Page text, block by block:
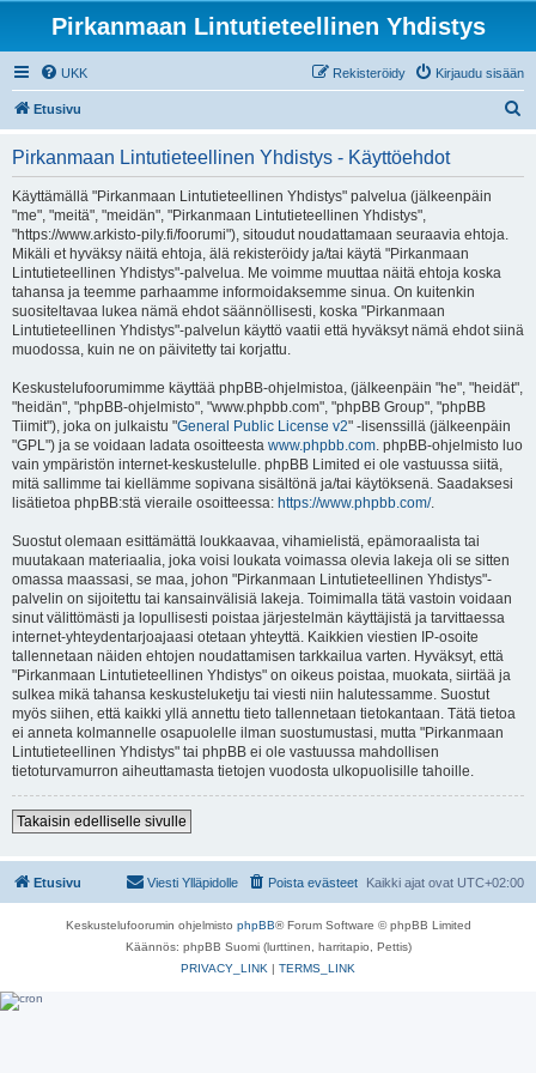
Pirkanmaan Lintutieteellinen Yhdistys
UKK Kirjaudu sisään
Rekisteröidy
Etusivu
Pirkanmaan Lintutieteellinen Yhdistys - Käyttöehdot
Käyttämällä "Pirkanmaan Lintutieteellinen Yhdistys" palvelua (jälkeenpäin
"me", "meitä", "meidän", "Pirkanmaan Lintutieteellinen Yhdistys",
"https://www.arkisto-pily.fi/foorumi"), sitoudut noudattamaan seuraavia ehtoja.
Mikäli et hyväksy näitä ehtoja, älä rekisteröidy ja/tai käytä "Pirkanmaan
Lintutieteellinen Yhdistys"-palvelua. Me voimme muuttaa näitä ehtoja koska
tahansa ja teemme parhaamme informoidaksemme sinua. On kuitenkin
suositeltavaa lukea nämä ehdot säännöllisesti, koska "Pirkanmaan
Lintutieteellinen Yhdistys"-palvelun käyttö vaatii että hyväksyt nämä ehdot siinä
muodossa, kuin ne on päivitetty tai korjattu.
Keskustelufoorumimme käyttää phpBB-ohjelmistoa, (jälkeenpäin "he", "heidät",
"heidän", "phpBB-ohjelmisto", "www.phpbb.com", "phpBB Group", "phpBB
Tiimit"), joka on julkaistu "General Public License v2" -lisenssillä (jälkeenpäin
"GPL") ja se voidaan ladata osoitteesta www.phpbb.com. phpBB-ohjelmisto luo
vain ympäristön internet-keskustelulle. phpBB Limited ei ole vastuussa siitä,
mitä sallimme tai kiellämme sopivana sisältönä ja/tai käytöksenä. Saadaksesi
lisätietoa phpBB:stä vieraile osoitteessa: https://www.phpbb.com/.
Suostut olemaan esittämättä loukkaavaa, vihamielistä, epämoraalista tai
muutakaan materiaalia, joka voisi loukata voimassa olevia lakeja oli se sitten
omassa maassasi, se maa, johon "Pirkanmaan Lintutieteellinen Yhdistys"-
palvelin on sijoitettu tai kansainvälisiä lakeja. Toimimalla tätä vastoin voidaan
sinut välittömästi ja lopullisesti poistaa järjestelmän käyttäjistä ja tarvittaessa
internet-yhteydentarjoajaasi otetaan yhteyttä. Kaikkien viestien IP-osoite
tallennetaan näiden ehtojen noudattamisen tarkkailua varten. Hyväksyt, että
"Pirkanmaan Lintutieteellinen Yhdistys" on oikeus poistaa, muokata, siirtää ja
sulkea mikä tahansa keskusteluketju tai viesti niin halutessamme. Suostut
myös siihen, että kaikki yllä annettu tieto tallennetaan tietokantaan. Tätä tietoa
ei anneta kolmannelle osapuolelle ilman suostumustasi, mutta "Pirkanmaan
Lintutieteellinen Yhdistys" tai phpBB ei ole vastuussa mahdollisen
tietoturvamurron aiheuttamasta tietojen vuodosta ulkopuolisille tahoille.
Takaisin edelliselle sivulle
Etusivu Kaikki ajat ovat UTC+02:00
Poista evästeet
Viesti Ylläpidolle
Keskustelufoorumin ohjelmisto phpBB® Forum Software © phpBB Limited
Käännös: phpBB Suomi (lurttinen, harritapio, Pettis)
PRIVACY_LINK | TERMS_LINK